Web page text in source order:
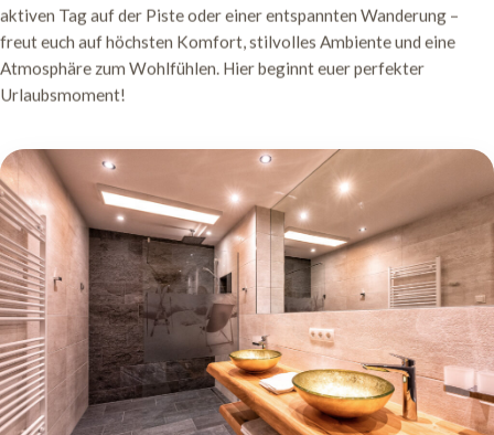
aktiven Tag auf der Piste oder einer entspannten Wanderung –
freut euch auf höchsten Komfort, stilvolles Ambiente und eine
Atmosphäre zum Wohlfühlen. Hier beginnt euer perfekter
Urlaubsmoment!